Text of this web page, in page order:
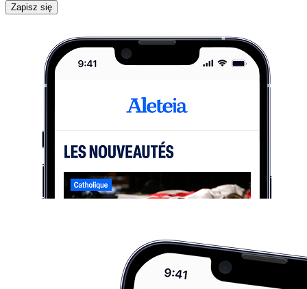
Zapisz się